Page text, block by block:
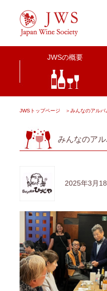
JWSの概要
JWSトップページ ＞みんなのアルバ
みんなのア
2025年3月